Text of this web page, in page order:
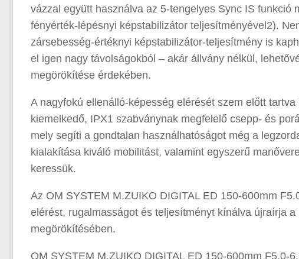
vázzal együtt használva az 5-tengelyes Sync IS funkció
fényérték-lépésnyi képstabilizátor teljesítményével2).
zársebesség-értéknyi képstabilizátor-teljesítmény is
el igen nagy távolságokból – akár állvány nélkül,
megörökítése érdekében.
A nagyfokú ellenálló-képesség elérését szem előtt
kiemelkedő, IPX1 szabványnak megfelelő csepp- és
mely segíti a gondtalan használhatóságot még a
kialakítása kiváló mobilitást, valamint egyszerű
keressük.
Az OM SYSTEM M.ZUIKO DIGITAL ED 150-600mm
elérést, rugalmasságot és teljesítményt kínálva újraírja
megörökítésében.
OM SYSTEM M.ZUIKO DIGITAL ED 150-600mm F5.0-